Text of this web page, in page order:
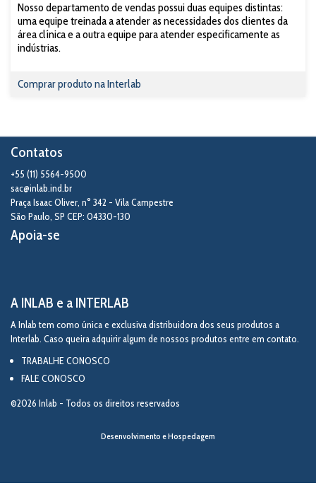
Nosso departamento de vendas possui duas equipes distintas:
uma equipe treinada a atender as necessidades dos clientes da
área clínica e a outra equipe para atender especificamente as
indústrias.
Comprar produto na Interlab
Contatos
+55 (11) 5564-9500
sac@inlab.ind.br
Praça Isaac Oliver, n° 342 - Vila Campestre
São Paulo, SP CEP: 04330-130
Apoia-se
A INLAB e a INTERLAB
A Inlab tem como única e exclusiva distribuidora dos seus produtos a
Interlab. Caso queira adquirir algum de nossos produtos entre em contato.
TRABALHE CONOSCO
FALE CONOSCO
©2026 Inlab - Todos os direitos reservados
Desenvolvimento e Hospedagem